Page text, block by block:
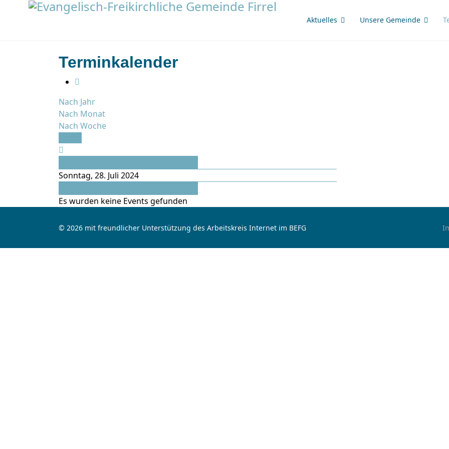
Aktuelles Unsere Gemeinde
Terminkalender
Nach Jahr
Nach Monat
Nach Woche
Sonntag, 28. Juli 2024
Es wurden keine Events gefunden
© 2026 mit freundlicher Unterstützung des Arbeitskreis Internet im BEFG